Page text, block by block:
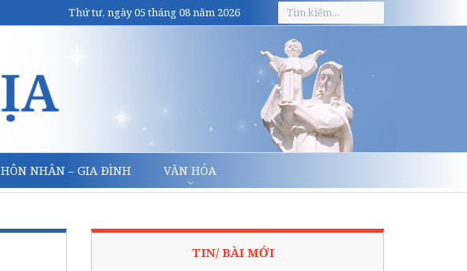
Thứ tư, ngày 05 tháng 08 năm 2026
HÔN NHÂN – GIA ĐÌNH VĂN HÓA
TIN/ BÀI MỚI